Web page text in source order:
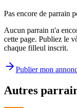
Pas encore de parrain
Aucun parrain n'a
cette page. Publiez le
chaque filleul inscrit.
Publier mon
Autres